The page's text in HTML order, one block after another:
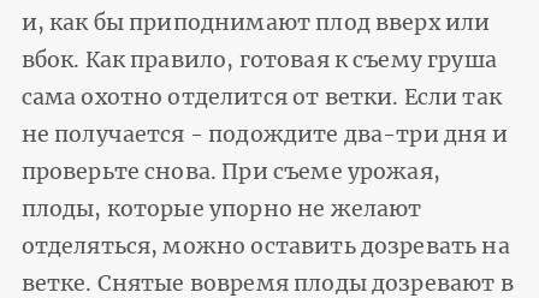
и, как бы приподнимают плод вверх или
вбок. Как правило, готовая к съему груша
сама охотно отделится от ветки. Если так
не получается - подождите два-три дня и
проверьте снова. При съеме урожая,
плоды, которые упорно не желают
отделяться, можно оставить дозревать на
ветке. Снятые вовремя плоды дозревают в